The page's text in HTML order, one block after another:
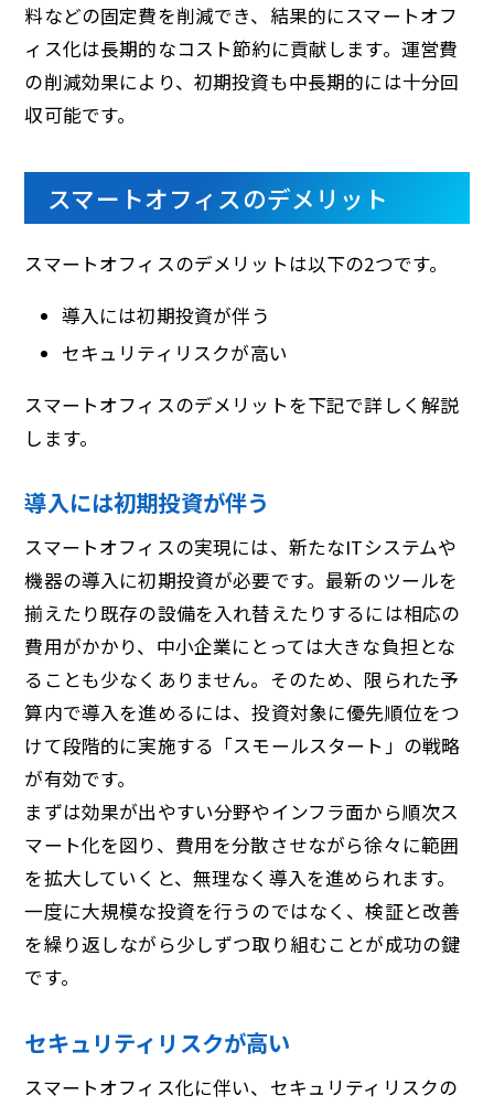
料などの固定費を削減でき、結果的にスマートオフ
ィス化は長期的なコスト節約に貢献します。運営費
の削減効果により、初期投資も中長期的には十分回
収可能です。
スマートオフィスのデメリット
スマートオフィスのデメリットは以下の2つです。
導入には初期投資が伴う
セキュリティリスクが高い
スマートオフィスのデメリットを下記で詳しく解説
します。
導入には初期投資が伴う
スマートオフィスの実現には、新たなITシステムや
機器の導入に初期投資が必要です。最新のツールを
揃えたり既存の設備を入れ替えたりするには相応の
費用がかかり、中小企業にとっては大きな負担とな
ることも少なくありません。そのため、限られた予
算内で導入を進めるには、投資対象に優先順位をつ
けて段階的に実施する「スモールスタート」の戦略
が有効です。
まずは効果が出やすい分野やインフラ面から順次ス
マート化を図り、費用を分散させながら徐々に範囲
を拡大していくと、無理なく導入を進められます。
一度に大規模な投資を行うのではなく、検証と改善
を繰り返しながら少しずつ取り組むことが成功の鍵
です。
セキュリティリスクが高い
スマートオフィス化に伴い、セキュリティリスクの